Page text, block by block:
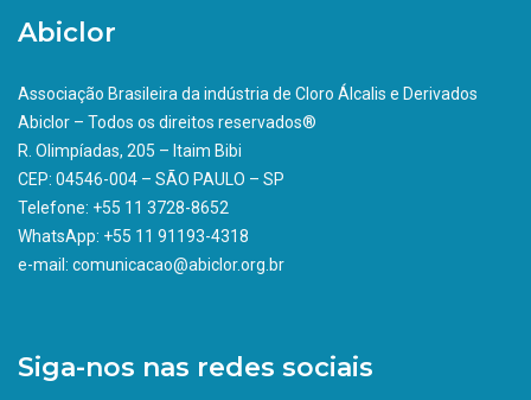
Abiclor
Associação Brasileira da indústria de Cloro Álcalis e Derivados
Abiclor – Todos os direitos reservados®
R. Olimpíadas, 205 – Itaim Bibi
CEP: 04546-004 – SÃO PAULO – SP
Telefone: +55 11 3728-8652
WhatsApp: +55 11 91193-4318
e-mail: comunicacao@abiclor.org.br
Siga-nos nas redes sociais